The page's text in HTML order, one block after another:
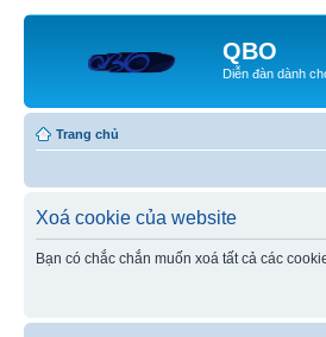
QBO
Diễn đàn dành
Trang chủ
Xoá cookie của website
Bạn có chắc chắn muốn xoá tất cả các